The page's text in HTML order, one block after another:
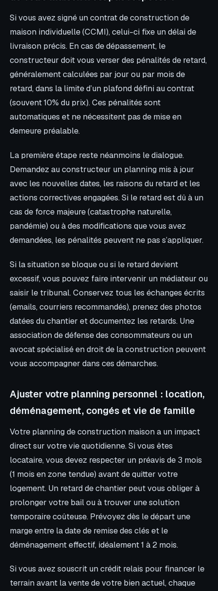
Si vous avez signé un contrat de construction de
maison individuelle (CCMI), celui-ci fixe un délai de
livraison précis. En cas de dépassement, le
constructeur doit vous verser des pénalités de retard,
généralement calculées par jour ou par mois de
retard, dans la limite d’un plafond défini au contrat
(souvent 10% du prix). Ces pénalités sont
automatiques et ne nécessitent pas de mise en
demeure préalable.
La première étape reste néanmoins le dialogue.
Demandez au constructeur un planning mis à jour
avec les nouvelles dates, les raisons du retard et les
actions correctives engagées. Si le retard est dû à un
cas de force majeure (catastrophe naturelle,
pandémie) ou à des modifications que vous avez
demandées, les pénalités peuvent ne pas s’appliquer.
Si la situation se bloque ou si le retard devient
excessif, vous pouvez faire intervenir un médiateur ou
saisir le tribunal. Conservez tous les échanges écrits
(emails, courriers recommandés), prenez des photos
datées du chantier et documentez les retards. Une
association de défense des consommateurs ou un
avocat spécialisé en droit de la construction peuvent
vous accompagner dans ces démarches.
Ajuster votre planning personnel : location,
déménagement, congés et vie de famille
Votre planning de construction maison a un impact
direct sur votre vie quotidienne. Si vous êtes
locataire, vous devez respecter un préavis de 3 mois
(1 mois en zone tendue) avant de quitter votre
logement. Un retard de chantier peut vous obliger à
prolonger votre bail ou à trouver une solution
temporaire coûteuse. Prévoyez dès le départ une
marge entre la date de remise des clés et le
déménagement effectif, idéalement 1 à 2 mois.
Si vous avez souscrit un crédit relais pour financer le
terrain avant la vente de votre bien actuel, chaque